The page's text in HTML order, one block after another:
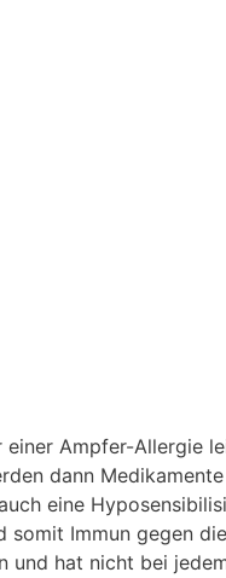
Ampfer-Allergie
dann
eine
Immun gegen
und hat nicht bei